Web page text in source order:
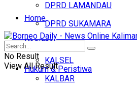
DPRD LAMANDAU
DPRD SUKAMARA
Regional
KALSEL
KALBAR
Home
Headline
Hukum & Peristiwa
No Result
View All Result